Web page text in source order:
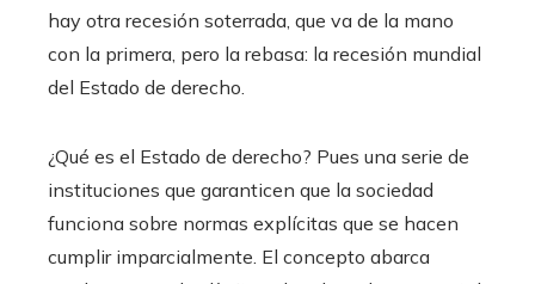
hay otra recesión soterrada, que va de la mano
con la primera, pero la rebasa: la recesión mundial
del Estado de derecho.
¿Qué es el Estado de derecho? Pues una serie de
instituciones que garanticen que la sociedad
funciona sobre normas explícitas que se hacen
cumplir imparcialmente. El concepto abarca